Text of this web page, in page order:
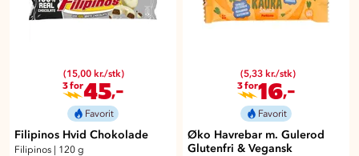
(15,00 kr./stk)
3 for45,-
Favorit
Filipinos Hvid Chokolade
Filipinos | 120 g
(5,33 kr./stk)
3 for16,-
Favorit
Øko Havrebar m. Gulerod
Glutenfri & Vegansk